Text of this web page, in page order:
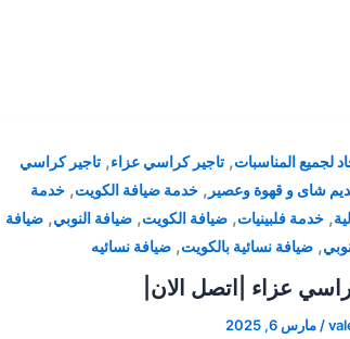
لجميع المناسبات, تاجير كراسي عزاء, تاجير كراسي
شاى و قهوة وعصير , خدمة ضيافة الكويت, خدمة
, خدمة فلبينيات, ضيافة الكويت, ضيافة النوبي, ضيافة
, ضيافة نسائية بالكويت, ضيافة نسائيه
عزاء |اتصل الان|
/ مارس 6, 2025